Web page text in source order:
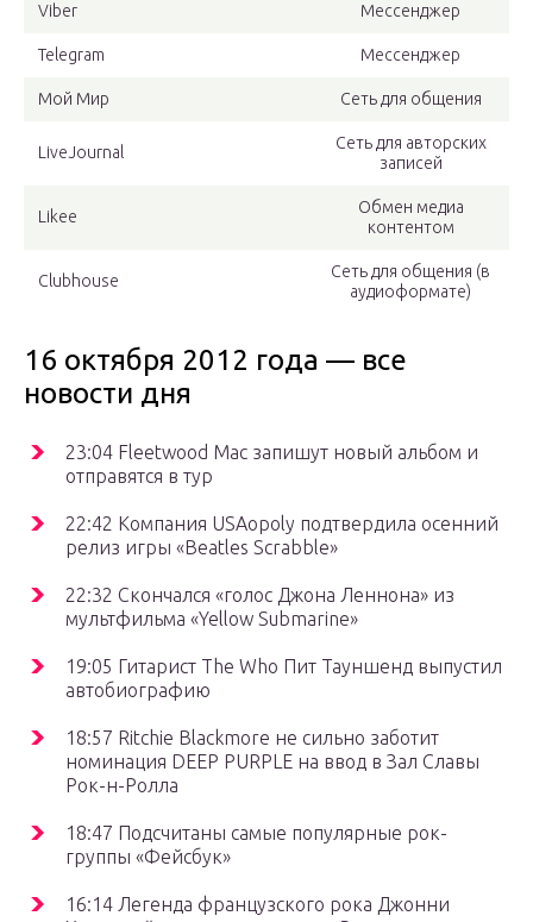
Viber Мессенджер
Telegram Мессенджер
Мой Мир Сеть для общения
LiveJournal
Сеть для авторских
записей
Likee
Обмен медиа
контентом
Clubhouse
Сеть для общения (в
аудиоформате)
16 октября 2012 года — все
новости дня
23:04 Fleetwood Mac запишут новый альбом и
отправятся в тур
22:42 Компания USAopoly подтвердила осенний
релиз игры «Beatles Scrabble»
22:32 Скончался «голос Джона Леннона» из
мультфильма «Yellow Submarine»
19:05 Гитарист The Who Пит Тауншенд выпустил
автобиографию
18:57 Ritchie Blackmore не сильно заботит
номинация DEEP PURPLE на ввод в Зал Славы
Рок-н-Ролла
18:47 Подсчитаны самые популярные рок-
группы «Фейсбук»
16:14 Легенда французского рока Джонни